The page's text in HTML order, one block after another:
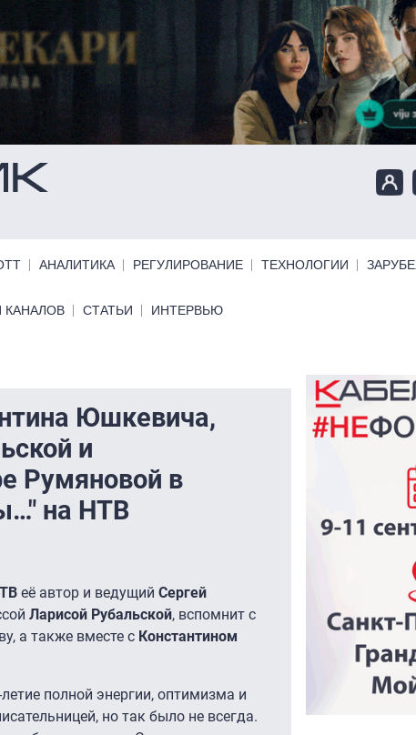
АНАЛИТИКА РЕГУЛИРОВАНИЕ ТЕХНОЛОГИИ
КАНАЛОВ СТАТЬИ ИНТЕРВЬЮ
Юшкевича,
и
Румяновой в
на НТВ
её автор и ведущий Сергей
Ларисой Рубальской, вспомнит с
а также вместе с Константином
полной энергии, оптимизма и
но так было не всегда.